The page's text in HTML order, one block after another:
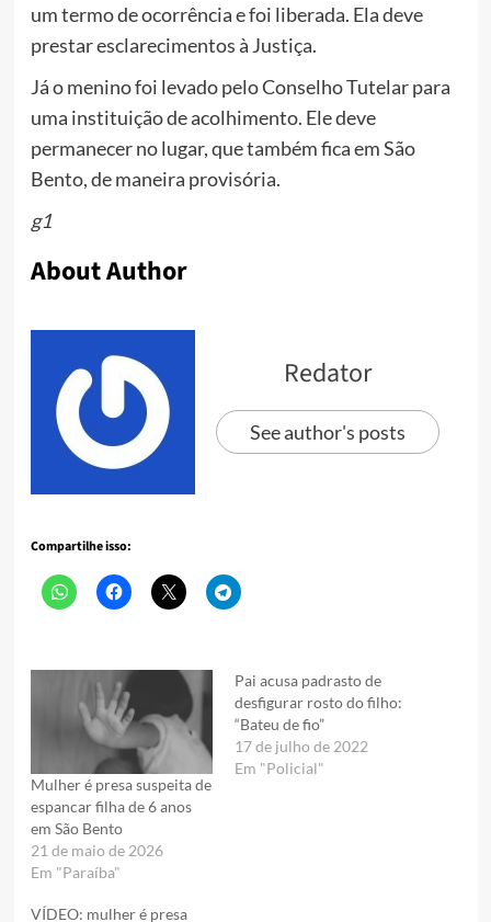
um termo de ocorrência e foi liberada. Ela deve
prestar esclarecimentos à Justiça.
Já o menino foi levado pelo Conselho Tutelar para
uma instituição de acolhimento. Ele deve
permanecer no lugar, que também fica em São
Bento, de maneira provisória.
g1
About Author
Redator
See author's posts
Compartilhe isso:
Mulher é presa suspeita de
espancar filha de 6 anos
em São Bento
21 de maio de 2026
Em "Paraíba"
Pai acusa padrasto de
desfigurar rosto do filho:
“Bateu de fio”
17 de julho de 2022
Em "Policial"
VÍDEO: mulher é presa